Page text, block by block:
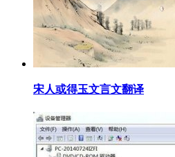
​宋人或得玉文言文翻译